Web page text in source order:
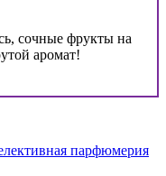
сочные фрукты на
аромат!
парфюмерия